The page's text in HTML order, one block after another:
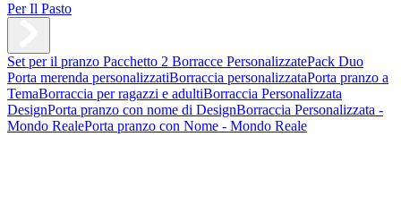
Per Il Pasto
Set per il pranzo Pacchetto 2 Borracce PersonalizzatePack Duo
Porta merenda personalizzatiBorraccia personalizzataPorta pranzo a
TemaBorraccia per ragazzi e adultiBorraccia Personalizzata
DesignPorta pranzo con nome di DesignBorraccia Personalizzata -
Mondo RealePorta pranzo con Nome - Mondo Reale